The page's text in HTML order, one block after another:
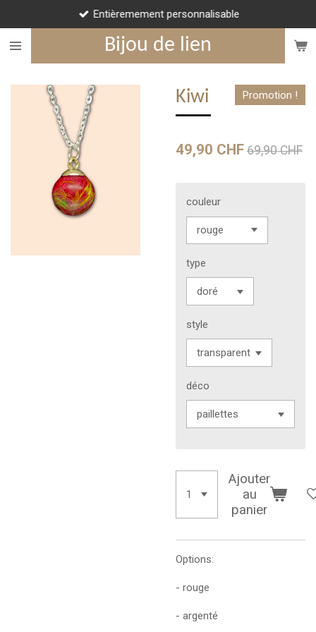
contenu
Bijou de lien
Entièremement personnalisable
Kiwi Promotion !
49,90 CHF 69,90 CHF
couleur
type
style
déco
Ajouter
au
panier
Options:
- rouge
- argenté